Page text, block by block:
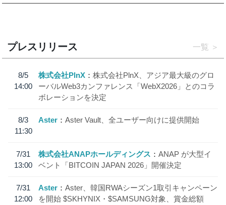
プレスリリース 一覧
8/5
14:00
株式会社PlnX
株式会社PlnX、アジア最大級のグロ
ーバルWeb3カンファレンス「WebX2026」とのコラ
ボレーションを決定
8/3
11:30
Aster Aster Vault、全ユーザー向けに提供開始
7/31
13:00
株式会社ANAPホールディングス
ANAP が大型イ
ベント「BITCOIN JAPAN 2026」開催決定
7/31
12:00
Aster
Aster、韓国RWAシーズン1取引キャンペーン
を開始 $SKHYNIX・$SAMSUNG対象、賞金総額